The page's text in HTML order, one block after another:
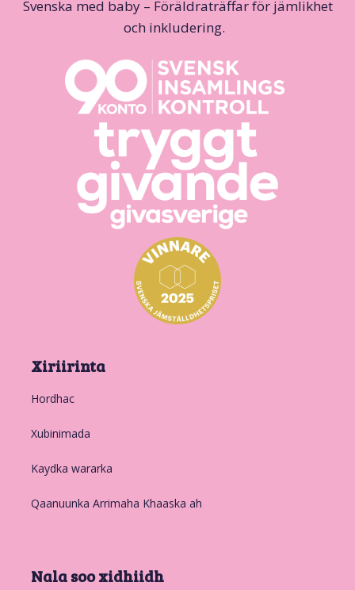
Svenska med baby – Föräldraträffar för jämlikhet
och inkludering.
Xiriirinta
Hordhac
Xubinimada
Kaydka wararka
Qaanuunka Arrimaha Khaaska ah
Nala soo xidhiidh